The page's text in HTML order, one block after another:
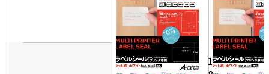
示
1
シ
ー
ト
1,
2
6
5